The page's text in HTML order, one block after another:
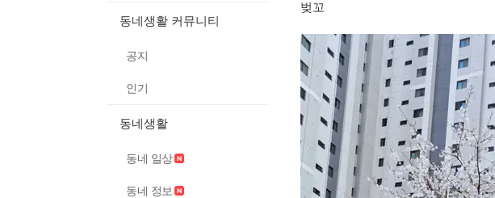
동네생활 커뮤니티
공지
인기
동네생활
동네 일상
동네 정보
벚꼬